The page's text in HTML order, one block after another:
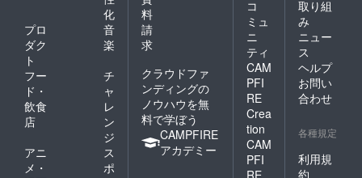
化
プロ
ダク
ト
音
楽
フー
ド・
飲食
店
チ
ャ
レ
ン
ジ
アニ
メ・
ス
ポ
料
請
求
クラウドファ
ンディングの
ノウハウを無
料で学ぼう
CAMPFIRE
アカデミー
コ
ミュ
ニ
ティ
CAM
PFI
RE
Crea
tion
CAM
PFI
RE
取り組
み
ニュー
ス
ヘルプ
お問い
合わせ
各種規定
利用規
約